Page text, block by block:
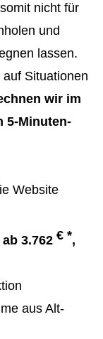
nicht für
und
lassen.
Situationen
wir im
5-Minuten-
Website
3.762 € *,
aus Alt-